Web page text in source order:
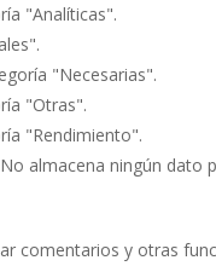
"Analíticas".
"Necesarias".
"Otras".
"Rendimiento".
almacena ningún dato
comentarios y otras